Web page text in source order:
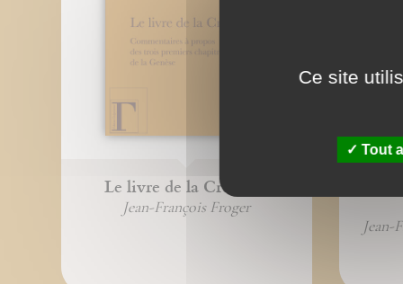
Le livre de la Création
Jean-François Froger
Jean-
Ce site
Tout